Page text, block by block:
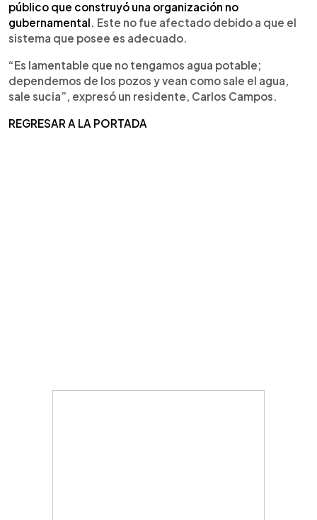
público que construyó una organización no
gubernamental. Este no fue afectado debido a que el
sistema que posee es adecuado.
“Es lamentable que no tengamos agua potable;
dependemos de los pozos y vean como sale el agua,
sale sucia”, expresó un residente, Carlos Campos.
REGRESAR A LA PORTADA